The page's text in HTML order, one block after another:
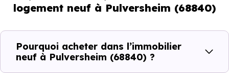
qui renseigne directement sur la demande locative locale
et les typologies de biens les plus recherchées.
Côté cadre de vie, Pulversheim (68840) dispose de 3
commerces, 7 professions médicales et 6 établissements
logement neuf à Pulversheim (68840)
Pourquoi acheter dans l’immobilier
neuf à Pulversheim (68840) ?